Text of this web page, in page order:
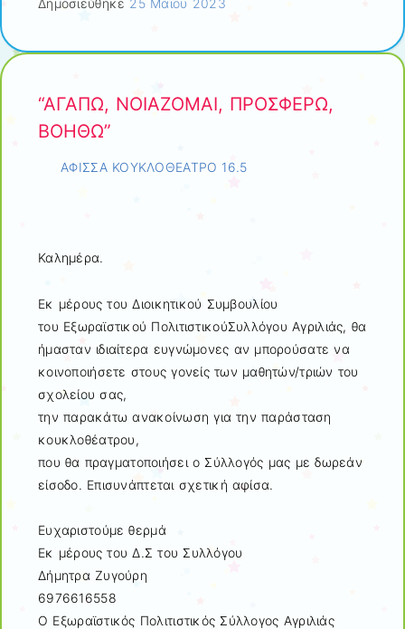
“ΑΓΑΠΩ, ΝΟΙΑΖΟΜΑΙ, ΠΡΟΣΦΕΡΩ,
ΒΟΗΘΩ”
ΑΦΙΣΣΑ ΚΟΥΚΛΟΘΕΑΤΡΟ 16.5
Καλημέρα.
Εκ μέρους του Διοικητικού Συμβουλίου
του Εξωραϊστικού ΠολιτιστικούΣυλλόγου Αγριλιάς, θα
ήμασταν ιδιαίτερα ευγνώμονες αν μπορούσατε να
κοινοποιήσετε στους γονείς των μαθητών/τριών του
σχολείου σας,
την παρακάτω ανακοίνωση για την παράσταση
κουκλοθέατρου,
που θα πραγματοποιήσει ο Σύλλογός μας με δωρεάν
είσοδο. Επισυνάπτεται σχετική αφίσα.
Ευχαριστούμε θερμά
Εκ μέρους του Δ.Σ του Συλλόγου
Δήμητρα Ζυγούρη
6976616558
O Εξωραϊστικός Πολιτιστικός Σύλλογος Αγριλιάς